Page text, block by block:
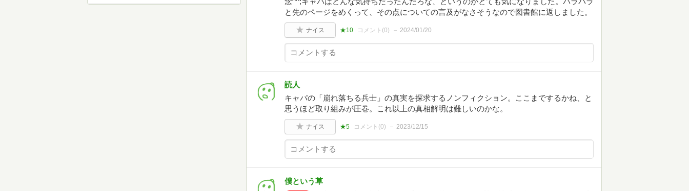
と先のページをめくって、その点についての言及がなさそうなので図書館に返しました。
ナイス ★10 コメント(0) 2024/01/20
読人
キャパの「崩れ落ちる兵士」の真実を探求するノンフィクション。ここまでするかね、と
思うほど取り組みが圧巻。これ以上の真相解明は難しいのかな。
ナイス ★5 コメント(0) 2023/12/15
僕という草